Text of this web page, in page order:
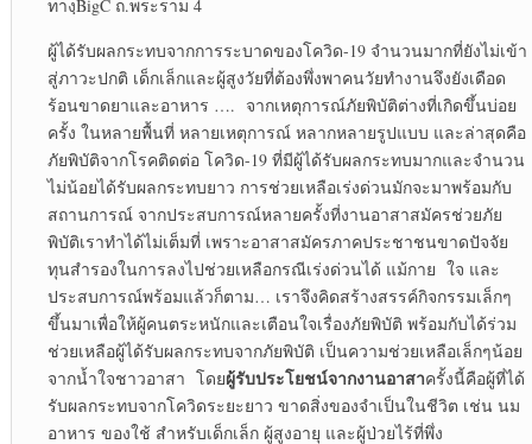
ทางฺBigC ถ.พระราม 4
ผู้ได้รับผลกระทบจากการระบาดของโควิด-19 จำนวนมากที่ยังไม่เข้า
สู่ภาวะปกติ เด็กเล็กและผู้สูงวัยที่ต้องพึ่งพาคนวัยทำงานจึงยังเดือด
ร้อนขาดยาและอาหาร …. จากเหตุการณ์ภัยพิบัติต่างที่เกิดขึ้นบ่อย
ครั้ง ในหลายพื้นที่ หลายเหตุการณ์ หลากหลายรูปแบบ และล่าสุดคือ
ภัยพิบัติจากโรคติดต่อ โควิด-19 ที่มีผู้ได้รับผลกระทบมากและจำนวน
ไม่น้อยได้รับผลกระทบยาว การช่วยเหลือเร่งด่วนมักจะมาพร้อมกับ
สถานการณ์ จากประสบการณ์หลายครั้งที่งานอาสาสมัครช่วยภัย
พิบัติเราทำได้ไม่เต็มที่ เพราะอาสาสมัครภาคประชาชนขาดปัจจัย
ทุนสำรองในการลงไปช่วยเหลือกรณีเร่งด่วนได้ แม้กาย ใจ และ
ประสบการณ์พร้อมแล้วก็ตาม… เราจึงคิดสร้างสรรค์กิจกรรมเล็กๆ
ขึ้นมาเพื่อให้ผู้คนตระหนักและเตือนใจเรื่องภัยพิบัติ พร้อมกับได้ร่วม
ช่วยเหลือผู้ได้รับผลกระทบจากภัยพิบัติ เป็นความช่วยเหลือเล็กๆน้อย
จากน้ำใจชาวอาสา โดยผู้รับประโยชน์จากงานอาสาครั้งนี้คือผู้ที่ได้
รับผลกระทบจากโควิดระยะยาว ขาดสิ่งของจำเป็นในชีวิต เช่น นม
อาหาร ของใช้ สำหรับเด็กเล็ก ผู้สูงอายุ และผู้ป่วยไร้ที่พึ่ง